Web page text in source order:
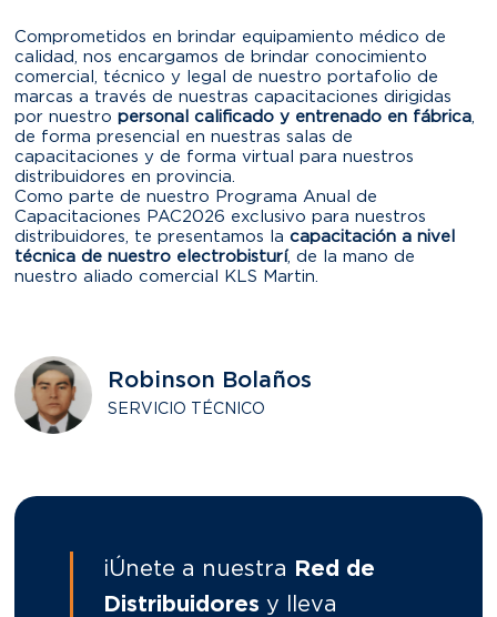
Comprometidos en brindar equipamiento médico de
calidad, nos encargamos de brindar conocimiento
comercial, técnico y legal de nuestro portafolio de
marcas a través de nuestras capacitaciones dirigidas
por nuestropersonal calificado y entrenado en fábrica,
de forma presencial en nuestras salas de
capacitaciones y de forma virtual para nuestros
distribuidores en provincia.
Como parte de nuestro Programa Anual de
Capacitaciones PAC2026 exclusivo para nuestros
distribuidores, te presentamos lacapacitación a nivel
técnica de nuestro electrobisturí, de la mano de
nuestro aliado comercial KLS Martin.
Robinson Bolaños
SERVICIO TÉCNICO
¡Únete a nuestra
Red de
Distribuidores y lleva